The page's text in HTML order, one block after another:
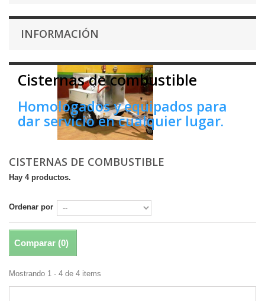
INFORMACIÓN
Cisternas de combustible
Homologados y equipados para
dar servicio en cualquier lugar.
CISTERNAS DE COMBUSTIBLE
Hay 4 productos.
Ordenar por
Comparar (0)
Mostrando 1 - 4 de 4 items